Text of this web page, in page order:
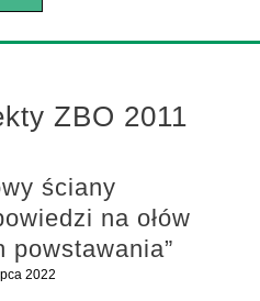
ZBO 2011
ściany
na ołów
powstawania”
2022